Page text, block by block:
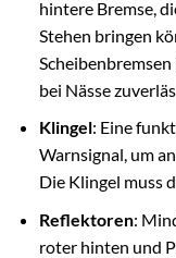
hintere Bremse,
Stehen bringen
bei Nässe
Klingel: Eine
Warnsignal, um
Die Klingel muss
Reflektoren:
roter hinten und